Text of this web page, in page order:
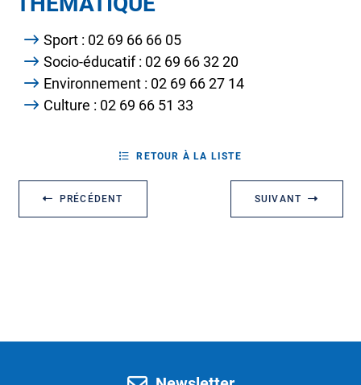
Sport : 02 69 66 66 05
Socio-éducatif : 02 69 66 32 20
Environnement : 02 69 66 27 14
Culture : 02 69 66 51 33
PRÉCÉDENT
RETOUR À LA LISTE
SUIVANT